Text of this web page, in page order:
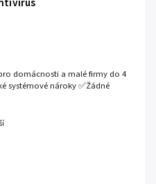
domácnosti a malé firmy do 4
systémové nároky ✅Žádné